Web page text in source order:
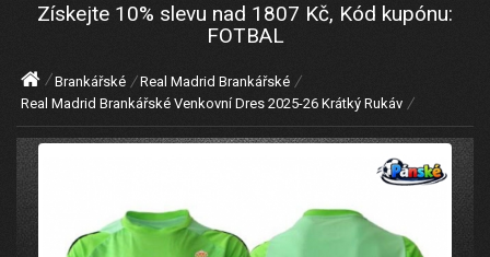
Získejte 10% slevu nad 1807 Kč, Kód kupónu:
FOTBAL
Brankářské
Real Madrid Brankářské
Real Madrid Brankářské Venkovní Dres 2025-26 Krátký Rukáv